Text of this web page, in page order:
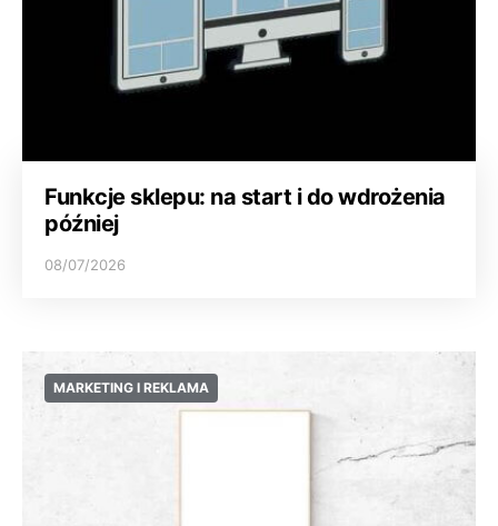
Funkcje sklepu: na start i do wdrożenia
później
08/07/2026
MARKETING I REKLAMA